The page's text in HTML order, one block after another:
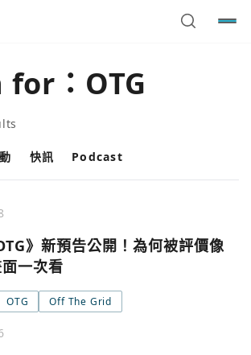
： OTG
快訊 Podcast
》新預告公開！為何被評價像
一次看
OTG Off The Grid